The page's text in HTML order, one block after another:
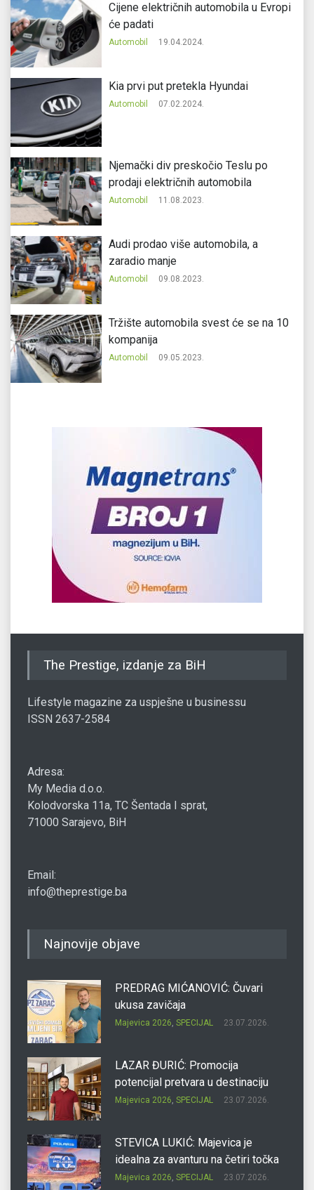
Cijene električnih automobila u Evropi
će padati
Automobil 19.04.2024.
Kia prvi put pretekla Hyundai
Automobil 07.02.2024.
Njemački div preskočio Teslu po
prodaji električnih automobila
Automobil 11.08.2023.
Audi prodao više automobila, a
zaradio manje
Automobil 09.08.2023.
Tržište automobila svest će se na 10
kompanija
Automobil 09.05.2023.
The Prestige, izdanje za BiH
Lifestyle magazine za uspješne u businessu
ISSN 2637-2584
Adresa:
My Media d.o.o.
Kolodvorska 11a, TC Šentada I sprat,
71000 Sarajevo, BiH
Email:
info@theprestige.ba
Najnovije objave
PREDRAG MIĆANOVIĆ: Čuvari
ukusa zavičaja
Majevica 2026, SPECIJAL 23.07.2026.
LAZAR ĐURIĆ: Promocija
potencijal pretvara u destinaciju
Majevica 2026, SPECIJAL 23.07.2026.
STEVICA LUKIĆ: Majevica je
idealna za avanturu na četiri točka
Majevica 2026, SPECIJAL 23.07.2026.